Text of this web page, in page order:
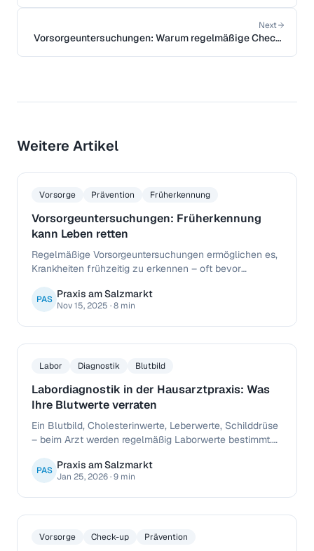
Next
Vorsorgeuntersuchungen: Warum regelmäßige Check-
Weitere Artikel
Vorsorge Prävention Früherkennung
Vorsorgeuntersuchungen: Früherkennung
kann Leben retten
Regelmäßige Vorsorgeuntersuchungen ermöglichen es,
Krankheiten frühzeitig zu erkennen – oft bevor
für Sie sinnvoll sind und wie Ihre Hausarztpraxis Sie
dabei unterstützt.
PAS Praxis am Salzmarkt
Nov 15, 2025 ·8 min
Labor Diagnostik Blutbild
Labordiagnostik in der Hausarztpraxis: Was
Ihre Blutwerte verraten
Ein Blutbild, Cholesterinwerte, Leberwerte, Schilddrüse
– beim Arzt werden regelmäßig Laborwerte bestimmt.
Abweichungen behandlungsbedürftig? Wir erklären die
wichtigsten Parameter.
PAS Praxis am Salzmarkt
Jan 25, 2026·9 min
Vorsorge Check-up Prävention